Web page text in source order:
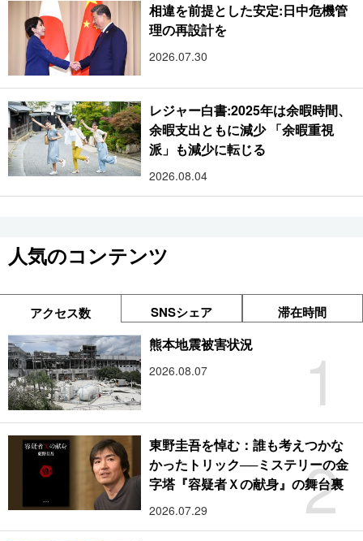
相違を前提とした安定:日中危機管
理の再設計を
2026.07.30
レジャー白書:2025年は余暇時間、
余暇支出ともに減少 「余暇重視
派」も減少に転じる
2026.08.04
人気のコンテンツ
アクセス数 SNSシェア 滞在時間
1
熊本地震被害状況
2026.08.07
2
東野圭吾を悼む：誰も考えつかな
かったトリック──ミステリーの金
字塔『容疑者Ｘの献身』の舞台裏
2026.07.29